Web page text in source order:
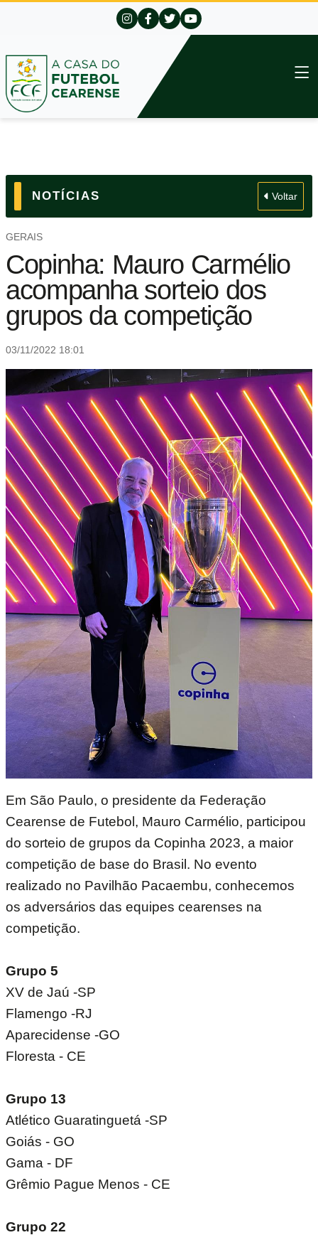
NOTÍCIAS Voltar
GERAIS
Copinha: Mauro Carmélio
acompanha sorteio dos
grupos da competição
03/11/2022 18:01
Em São Paulo, o presidente da Federação
Cearense de Futebol, Mauro Carmélio, participou
do sorteio de grupos da Copinha 2023, a maior
competição de base do Brasil. No evento
realizado no Pavilhão Pacaembu, conhecemos
os adversários das equipes cearenses na
competição.
Grupo 5
XV de Jaú -SP
Flamengo -RJ
Aparecidense -GO
Floresta - CE
Grupo 13
Atlético Guaratinguetá -SP
Goiás - GO
Gama - DF
Grêmio Pague Menos - CE
Grupo 22